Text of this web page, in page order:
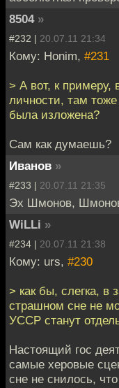
8504 »
#232 | 20.07.11 21:34
Кому: Honim, #231
> А вот, к примеру,
личности, там
была изложена?
Сам как думаешь?
Иванов »
#233 | 20.07.11 21:35
Эх Шмонов,
WiLLi »
#234 | 20.07.11 21:38
Кому: urs, #230
> как бы, слегка,
страшном сне не
УССР станут
Настоящий гос
самые херовые
сне не снилось,